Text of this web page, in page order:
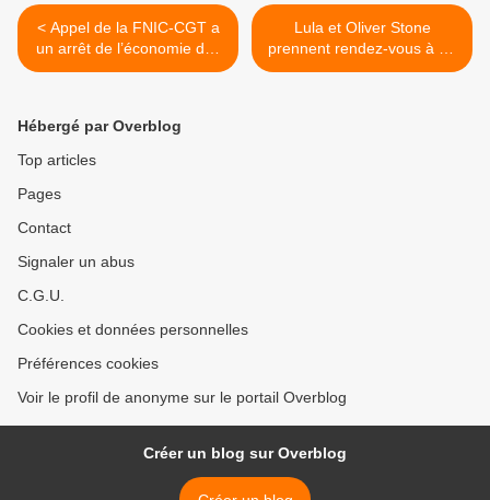
< Appel de la FNIC-CGT a
un arrêt de l’économie dès
janvier 2021
Lula et Oliver Stone
prennent rendez-vous à La
Havane pour un
Hébergé par Overblog
Top articles
Pages
Contact
Signaler un abus
C.G.U.
Cookies et données personnelles
Préférences cookies
Voir le profil de anonyme sur le portail Overblog
Créer un blog sur Overblog